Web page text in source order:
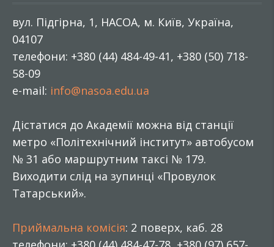
вул. Підгірна, 1, НАСОА, м. Київ, Україна,
04107
телефони: +380 (44) 484-49-41, +380 (50) 718-
58-09
e-mail: info@nasoa.edu.ua
Дістатися до Академії можна від станції
метро «Політехнічний інститут» автобусом
№ 31 або маршрутним таксі № 179.
Виходити слід на зупинці «Провулок
Татарський».
Приймальна комісія: 2 поверх, каб. 28